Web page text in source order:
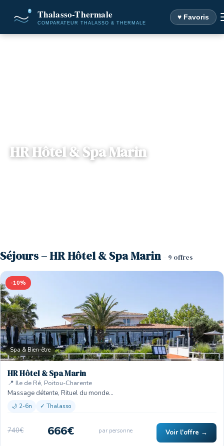
♥ Favoris
HR Hôtel & Spa Marin
Séjours – HR Hôtel & Spa Marin – 9 offres
-10%
Spa & Bien-être
HR Hôtel & Spa Marin
📍 Ile de Ré, Poitou-Charente
Massage détente, Rituel du monde…
🌙 2-6n ✓ Thalasso
740€ 666€ par personne Voir l'offre →